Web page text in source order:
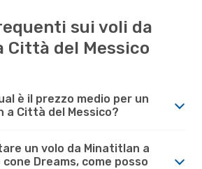
sui voli da
Città del Messico
è il prezzo medio per un
a Città del Messico?
un volo da Minatitlan a
Dreams, come posso